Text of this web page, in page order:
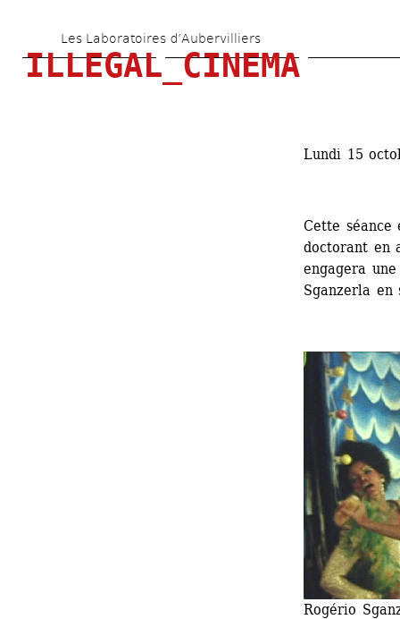
au
contenu
Les Laboratoires d’Aubervilliers
ILLEGAL_CINEMA
Lundi 15
Cette séance
doctorant en
engagera
Sganzerla en
Rogério